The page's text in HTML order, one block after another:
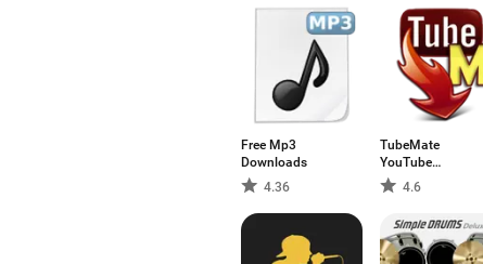
Free Mp3
Downloads
4.36
TubeMate
YouTube
Downloader
4.6